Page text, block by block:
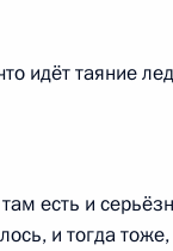
Russia
идёт таяние
есть и
и тогда